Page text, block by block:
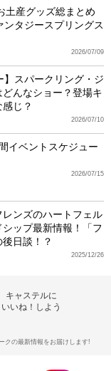
土産グッズ総まとめ
タジースプリングス
2026/07/09
】スパークリング・ジ
んなショー？登場キ
じ？
2026/07/10
イベントスケジュー
2026/07/15
レンズのハートフェル
ップ最新情報！「フ
日談！？
2025/12/26
キャステルに
いいね！しよう
クの最新情報をお届けします!